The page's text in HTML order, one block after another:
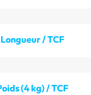
Longueur / TCF
(4 kg) / TCF